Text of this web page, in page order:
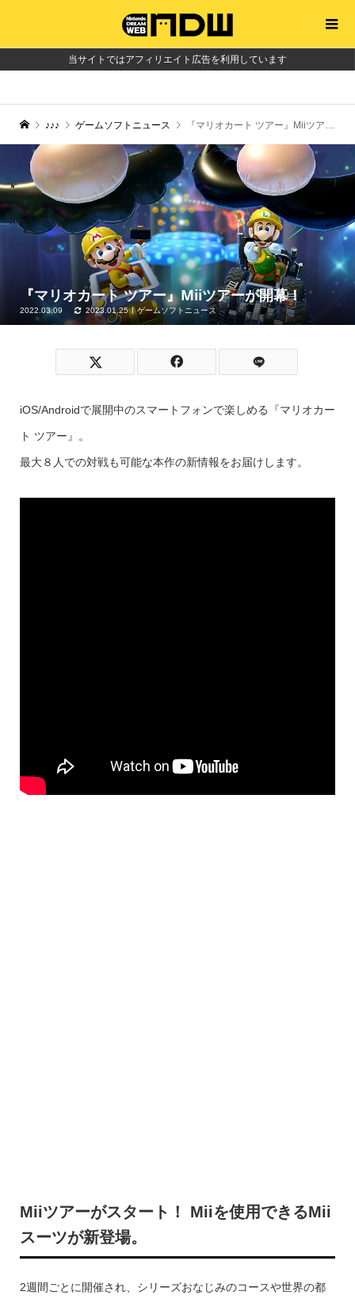
当サイトではアフィリエイト広告を利用しています
♪♪♪ ゲームソフトニュース 『マリオカート ツアー』Miiツアーが開幕！
『マリオカート ツアー』Miiツアーが開幕！
2022.03.09 2023.01.25 ゲームソフトニュース
iOS/Androidで展開中のスマートフォンで楽しめる『マリオカー
ト ツアー』。
最大８人での対戦も可能な本作の新情報をお届けします。
Miiツアーがスタート！ Miiを使用できるMii
スーツが新登場。
2週間ごとに開催され、シリーズおなじみのコースや世界の都